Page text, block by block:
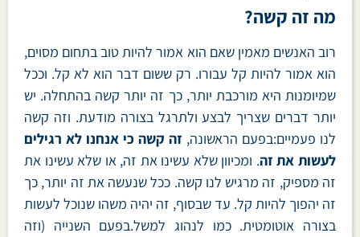
מה זה קשה?
רוב האנשים מאמין שאם הוא אמור להיות טוב בתחום מסוים,
הוא אמור להיות קל עבורו. רק ששום דבר הוא לא קל. וככל
שמיומנות היא מורכבת יותר, כך זה יותר קשה בהתחלה. יש
יותר דברים שצריך לבצע ולתרגל בצורה מודעת. וזה קשה
לנו פעמיים:בפעם הראשונה, זה קשה כי אנחנו לא רגילים
לעשות את זה. ומכיוון שלא עשינו את זה, או שלא עשינו את
זה מספיק, זה מרגיש לנו קשה. ככל שנעשה את זה יותר, כך
זה יהפוך להיות קל. עד שבסוף, זה יהיה משהו שנוכל לעשות
בצורה אוטומטית. כמו לנהוג למשל.בפעם השנייה (וזה